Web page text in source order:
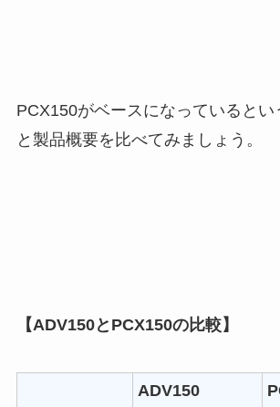
PCX150がベースになっていると
と製品概要を比べてみましょう。
【ADV150とPCX150の比較】
ADV150